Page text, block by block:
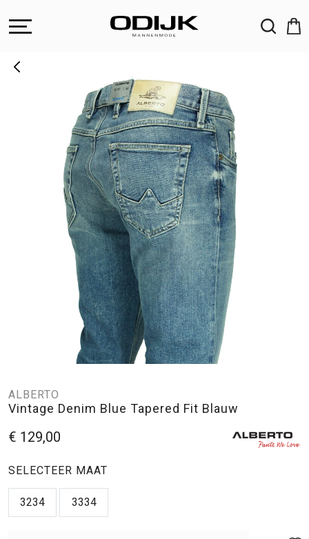
ALBERTO
Vintage Denim Blue Tapered Fit Blauw
€ 129,00
SELECTEER MAAT
3234 3334